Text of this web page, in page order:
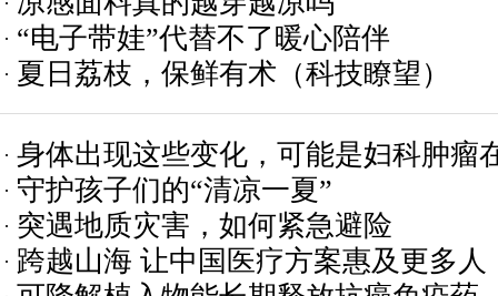
“电子带娃”代替不了暖心陪伴
夏日荔枝，保鲜有术（科技瞭望）
身体出现这些变化，可能是妇科肿瘤
守护孩子们的“清凉一夏”
突遇地质灾害，如何紧急避险
跨越山海 让中国医疗方案惠及更多人